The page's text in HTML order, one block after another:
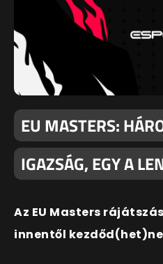
EU MASTERS:
IGAZSÁG, EGY A
Az EU Masters
innentől